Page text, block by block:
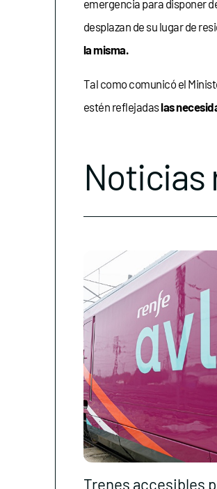
emergencia para disponer
desplazan de su lugar de
la misma.
Tal como comunicó el
estén reflejadaslas
Noticias
Trenes accesibles